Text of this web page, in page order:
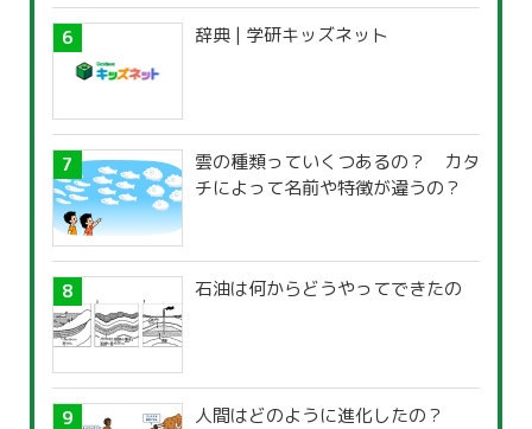
辞典 | 学研キッズネット
雲の種類っていくつあるの？ カタ
チによって名前や特徴が違うの？
石油は何からどうやってできたの
人間はどのように進化したの？